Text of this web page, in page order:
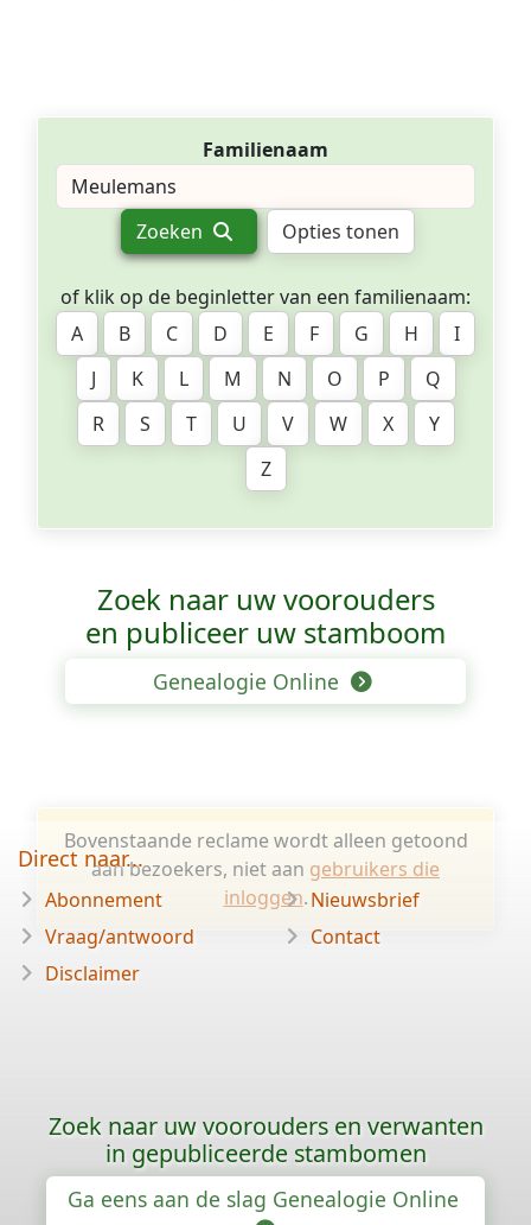
Familienaam
Zoeken Opties tonen
of klik op de beginletter van een familienaam:
A
B C D E F G H
I
J
K L M N O P
Q
R
S T U V W X
Y
Z
Zoek naar uw voorouders
en publiceer uw stamboom
Genealogie Online
Bovenstaande reclame wordt alleen getoond
aan bezoekers, niet aan gebruikers die
inloggen.
Direct naar...
Abonnement
Vraag/antwoord
Disclaimer
Nieuwsbrief
Contact
Zoek naar uw voorouders en verwanten
in gepubliceerde stambomen
Ga eens aan de slag Genealogie Online